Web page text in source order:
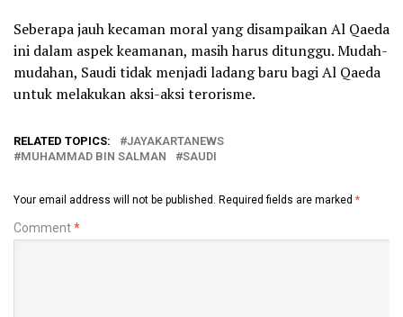
Seberapa jauh kecaman moral yang disampaikan Al Qaeda
ini dalam aspek keamanan, masih harus ditunggu. Mudah-
mudahan, Saudi tidak menjadi ladang baru bagi Al Qaeda
untuk melakukan aksi-aksi terorisme.
RELATED TOPICS:
JAYAKARTANEWS
MUHAMMAD BIN SALMAN
SAUDI
Your email address will not be published. Required fields are marked *
Comment*